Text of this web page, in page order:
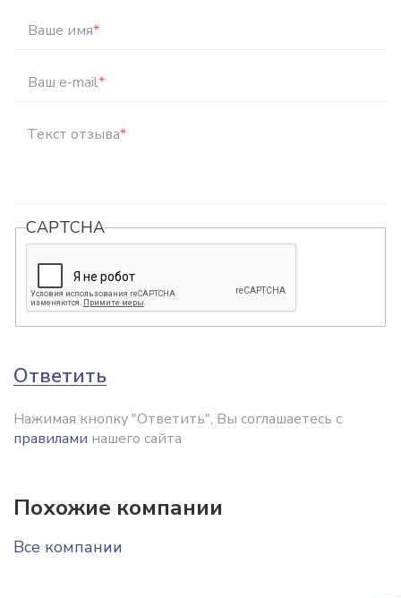
Ваше имя*
Ваш e-mail*
Текст отзыва*
CAPTCHA
Ответить
Нажимая кнопку "Ответить", Вы соглашаетесь с
правилами нашего сайта
Похожие компании
Все компании